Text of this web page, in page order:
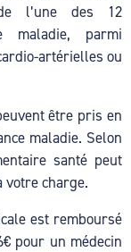
l’une des 12
maladie, parmi
artérielles ou
être pris en
maladie. Selon
santé peut
charge.
est remboursé
pour un médecin